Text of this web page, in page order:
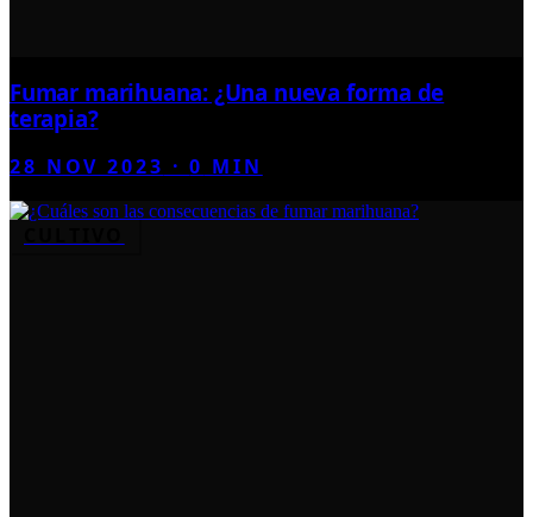
Fumar marihuana: ¿Una nueva forma de
terapia?
28 NOV 2023 ·0 MIN